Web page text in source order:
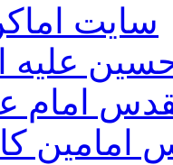
سایت
عليه
امام
امامين